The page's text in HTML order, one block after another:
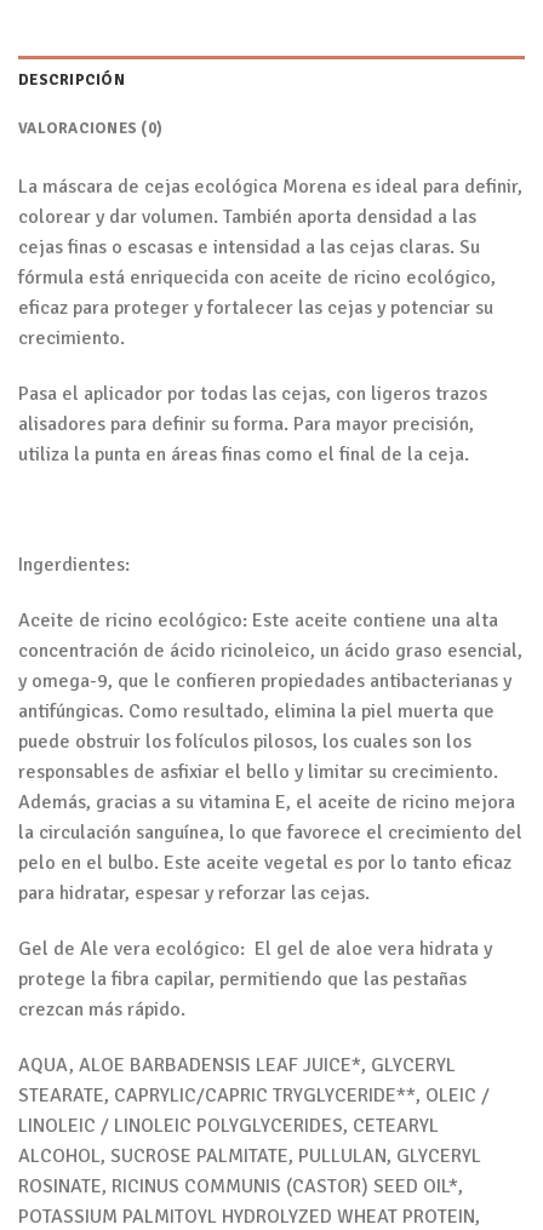
DESCRIPCIÓN
VALORACIONES (0)
La máscara de cejas ecológica Morena es ideal para definir,
colorear y dar volumen. También aporta densidad a las
cejas finas o escasas e intensidad a las cejas claras. Su
fórmula está enriquecida con aceite de ricino ecológico,
eficaz para proteger y fortalecer las cejas y potenciar su
crecimiento.
Pasa el aplicador por todas las cejas, con ligeros trazos
alisadores para definir su forma. Para mayor precisión,
utiliza la punta en áreas finas como el final de la ceja.
Ingerdientes:
Aceite de ricino ecológico: Este aceite contiene una alta
concentración de ácido ricinoleico, un ácido graso esencial,
y omega-9, que le confieren propiedades antibacterianas y
antifúngicas. Como resultado, elimina la piel muerta que
puede obstruir los folículos pilosos, los cuales son los
responsables de asfixiar el bello y limitar su crecimiento.
Además, gracias a su vitamina E, el aceite de ricino mejora
la circulación sanguínea, lo que favorece el crecimiento del
pelo en el bulbo. Este aceite vegetal es por lo tanto eficaz
para hidratar, espesar y reforzar las cejas.
Gel de Ale vera ecológico: El gel de aloe vera hidrata y
protege la fibra capilar, permitiendo que las pestañas
crezcan más rápido.
AQUA, ALOE BARBADENSIS LEAF JUICE*, GLYCERYL
STEARATE, CAPRYLIC/CAPRIC TRYGLYCERIDE**, OLEIC /
LINOLEIC / LINOLEIC POLYGLYCERIDES, CETEARYL
ALCOHOL, SUCROSE PALMITATE, PULLULAN, GLYCERYL
ROSINATE, RICINUS COMMUNIS (CASTOR) SEED OIL*,
POTASSIUM PALMITOYL HYDROLYZED WHEAT PROTEIN,